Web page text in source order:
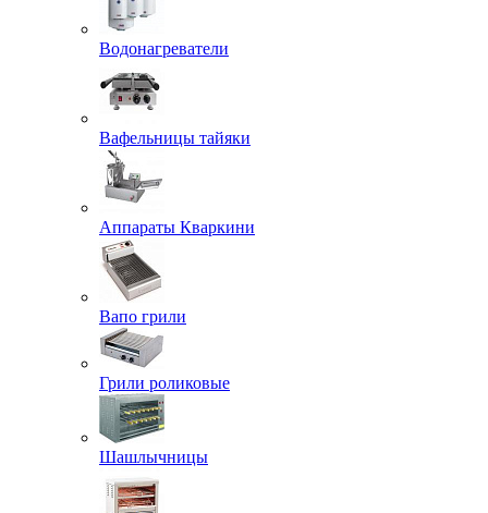
Водонагреватели
Вафельницы тайяки
Аппараты Кваркини
Вапо грили
Грили роликовые
Шашлычницы